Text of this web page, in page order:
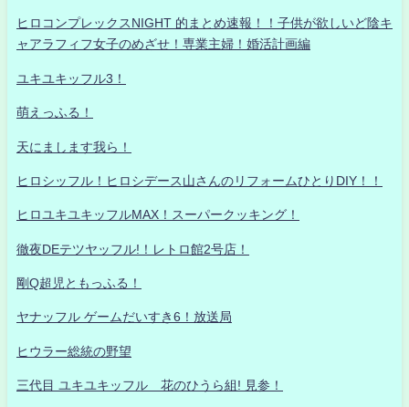
ヒロコンプレックスNIGHT 的まとめ速報！！子供が欲しいど陰キ
ャアラフィフ女子のめざせ！専業主婦！婚活計画編
ユキユキッフル3！
萌えっふる！
天にまします我ら！
ヒロシッフル！ヒロシデース山さんのリフォームひとりDIY！！
ヒロユキユキッフルMAX！スーパークッキング！
徹夜DEテツヤッフル!！レトロ館2号店！
剛Q超児ともっふる！
ヤナッフル ゲームだいすき6！放送局
ヒウラー総統の野望
三代目 ユキユキッフル 花のひうら組! 見参！